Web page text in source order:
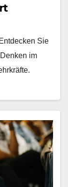
Sie
im